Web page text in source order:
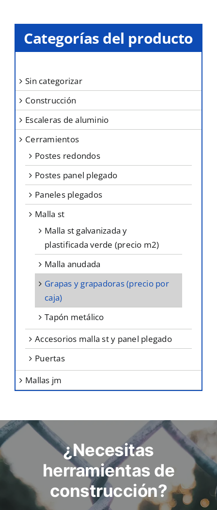
se
en
la
página
de
producto
Categorías del producto
sin categorizar
construcción
escaleras de aluminio
cerramientos
postes redondos
postes panel plegado
paneles plegados
malla st
malla st galvanizada y
plastificada verde (precio m2)
malla anudada
grapas y grapadoras (precio por
caja)
tapón metálico
accesorios malla st y panel plegado
puertas
mallas jm
¿Necesitas
herramientas de
construcción?